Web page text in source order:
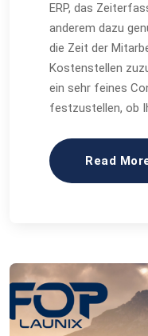
ERP, das
anderem dazu
die Zeit der
Kostenstellen
ein sehr feines
festzustellen, ob
Read